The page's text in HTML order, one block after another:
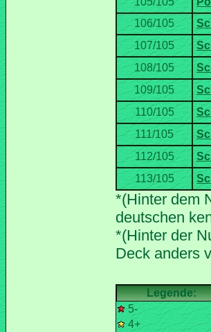
*(Hinter dem
*(Hinter der
5-
4+